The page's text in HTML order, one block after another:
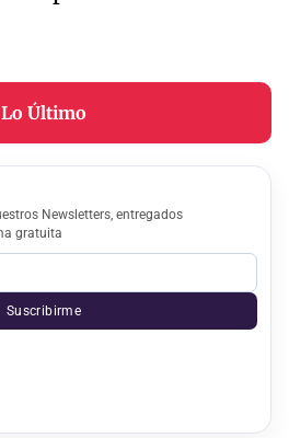
Lo Último
Newsletters, entregados
gratuita
Suscribirme